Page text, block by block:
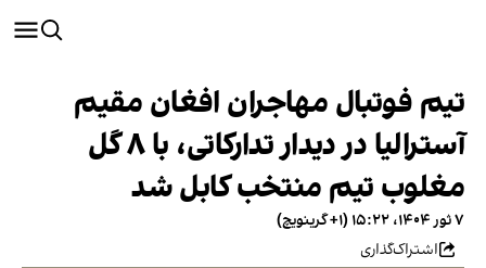
تیم فوتبال مهاجران افغان مقیم
آسترالیا در دیدار تدارکاتی، با ٨ گل
مغلوب تیم منتخب کابل شد
۷ ثور ۱۴۰۴، ۱۵:۲۲ (‎+۱ گرینویچ)
اشتراک‌گذاری